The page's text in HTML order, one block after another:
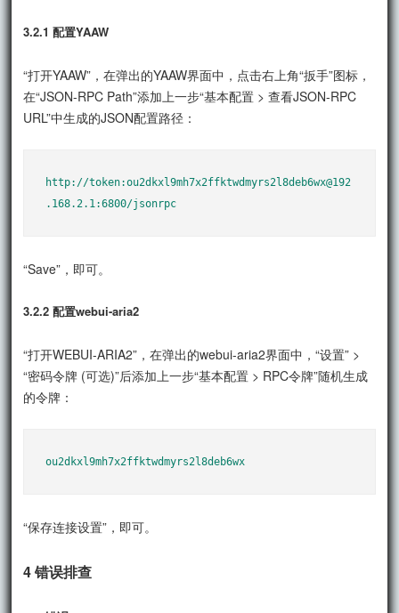
3.2.1 配置YAAW
“打开YAAW”，在弹出的YAAW界面中，点击右上角“扳手”图标，
在“JSON-RPC Path”添加上一步“基本配置 > 查看JSON-RPC
URL”中生成的JSON配置路径：
http://token:ou2dkxl9mh7x2ffktwdmyrs2l8deb6wx@192
“Save”，即可。
3.2.2 配置webui-aria2
“打开WEBUI-ARIA2”，在弹出的webui-aria2界面中，“设置” >
“密码令牌 (可选)”后添加上一步“基本配置 > RPC令牌”随机生成
的令牌：
“保存连接设置”，即可。
4 错误排查